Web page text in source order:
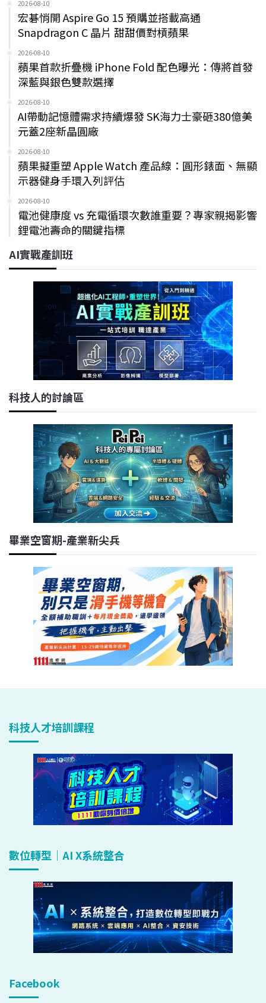
2026-08-10
宏碁悄開 Aspire Go 15 預購並搭載高通
Snapdragon C 晶片 甜甜價對槓蘋果
2026-08-10
蘋果首款折疊機 iPhone Fold 配色曝光：傳將首發
深藍與銀色雙款選擇
2026-08-10
AI帶動記憶體需求持續爆發 SK海力士豪砸380億美
元蓋2座新晶圓廠
2026-08-10
蘋果擬重塑 Apple Watch 產品線：圓形錶面、無顯
示器健身手環入列評估
2026-08-10
電池健康度 vs 充電循環次數誰重要？專家親揭影響
鋰電池壽命的關鍵指標
AI實戰產訓班
科技人的討論區
畢業空窗期-產業新尖兵
科技人才培訓課程
數位轉型｜AI X系統整合
Facebook